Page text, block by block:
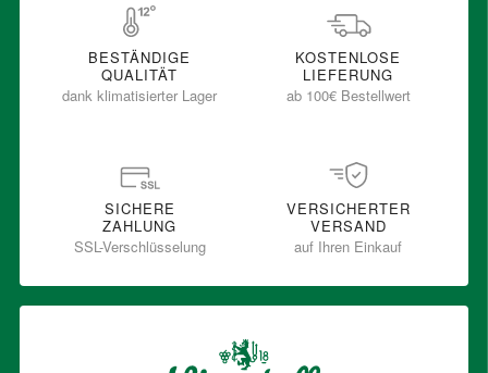
BESTÄNDIGE
QUALITÄT
dank klimatisierter Lager
KOSTENLOSE
LIEFERUNG
ab 100€ Bestellwert
SICHERE
ZAHLUNG
SSL-Verschlüsselung
VERSICHERTER
VERSAND
auf Ihren Einkauf